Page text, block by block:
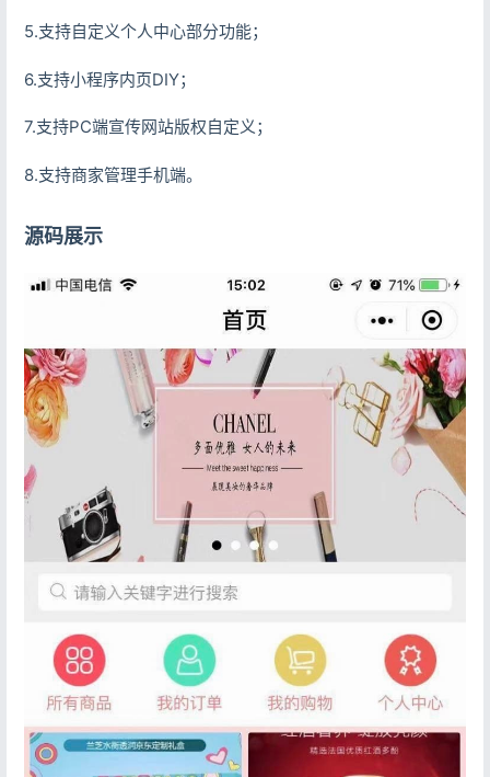
5.支持自定义个人中心部分功能；
6.支持小程序内页DIY；
7.支持PC端宣传网站版权自定义；
8.支持商家管理手机端。
源码展示